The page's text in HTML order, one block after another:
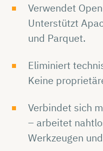
Verwendet
Unterstützt
und Parquet.
Eliminiert
Keine
Verbindet sich
– arbeitet
Werkzeugen